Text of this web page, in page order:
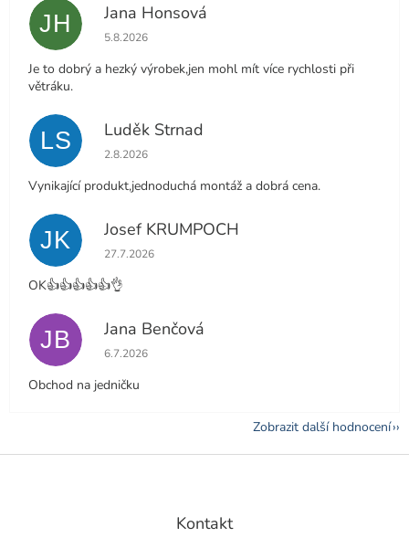
JH Jana Honsová
Hodnocení obchodu je 5 z 5 hvězdiček.
5.8.2026
Je to dobrý a hezký výrobek,jen mohl mít více rychlosti při
větráku.
LS Luděk Strnad
Hodnocení obchodu je 5 z 5 hvězdiček.
2.8.2026
Vynikající produkt,jednoduchá montáž a dobrá cena.
JK Josef KRUMPOCH
Hodnocení obchodu je 5 z 5 hvězdiček.
27.7.2026
OK👍👍👍👍👍👌
JB Jana Benčová
Hodnocení obchodu je 5 z 5 hvězdiček.
6.7.2026
Obchod na jedničku
Zobrazit další hodnocení
Z
Kontakt